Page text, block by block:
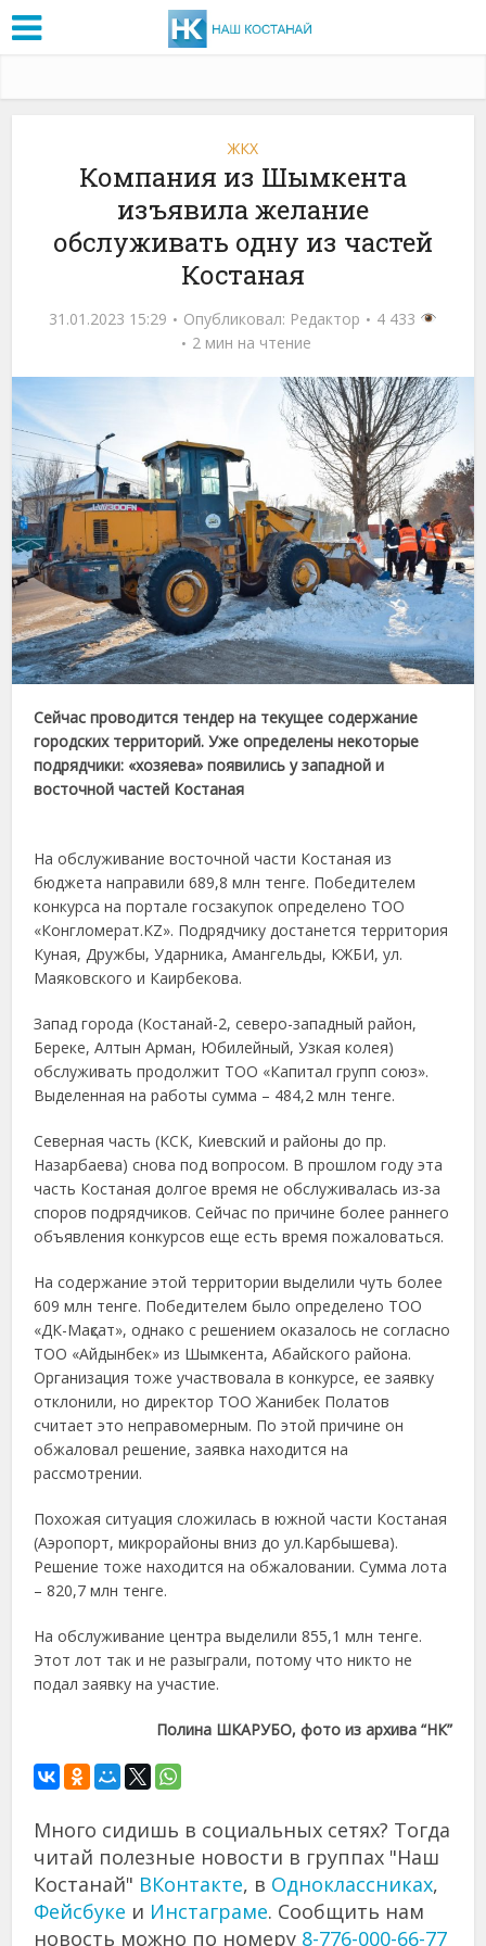
ЖКХ
Компания из Шымкента
изъявила желание
обслуживать одну из частей
Костаная
31.01.2023 15:29 Опубликовал: Редактор
4 433
2 мин на чтение
Сейчас проводится тендер на текущее содержание
городских территорий. Уже определены некоторые
подрядчики: «хозяева» появились у западной и
восточной частей Костаная
На обслуживание восточной части Костаная из
бюджета направили 689,8 млн тенге. Победителем
конкурса на портале госзакупок определено ТОО
«Конгломерат.KZ». Подрядчику достанется территория
Куная, Дружбы, Ударника, Амангельды, КЖБИ, ул.
Маяковского и Каирбекова.
Запад города (Костанай-2, северо-западный район,
Береке, Алтын Арман, Юбилейный, Узкая колея)
обслуживать продолжит ТОО «Капитал групп союз».
Выделенная на работы сумма – 484,2 млн тенге.
Северная часть (КСК, Киевский и районы до пр.
Назарбаева) снова под вопросом. В прошлом году эта
часть Костаная долгое время не обслуживалась из-за
споров подрядчиков. Сейчас по причине более раннего
объявления конкурсов еще есть время пожаловаться.
На содержание этой территории выделили чуть более
609 млн тенге. Победителем было определено ТОО
«ДК-Мақсат», однако с решением оказалось не согласно
ТОО «Айдынбек» из Шымкента, Абайского района.
Организация тоже участвовала в конкурсе, ее заявку
отклонили, но директор ТОО Жанибек Полатов
считает это неправомерным. По этой причине он
обжаловал решение, заявка находится на
рассмотрении.
Похожая ситуация сложилась в южной части Костаная
(Аэропорт, микрорайоны вниз до ул.Карбышева).
Решение тоже находится на обжаловании. Сумма лота
– 820,7 млн тенге.
На обслуживание центра выделили 855,1 млн тенге.
Этот лот так и не разыграли, потому что никто не
подал заявку на участие.
Полина ШКАРУБО, фото из архива “НК”
Много сидишь в социальных сетях? Тогда
читай полезные новости в группах "Наш
Костанай" ВКонтакте, в Одноклассниках,
Фейсбуке и Инстаграме. Сообщить нам
новость можно по номеру 8-776-000-66-77